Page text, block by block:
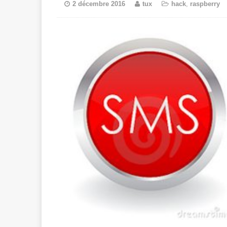
2 décembre 2016 tux hack raspberry